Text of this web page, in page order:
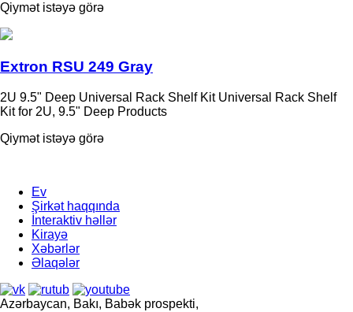
Qiymət istəyə görə
Extron RSU 249 Gray
2U 9.5" Deep Universal Rack Shelf Kit Universal Rack Shelf
Kit for 2U, 9.5" Deep Products
Qiymət istəyə görə
Ev
Şirkət haqqında
İnteraktiv həllər
Kirayə
Xəbərlər
Əlaqələr
Azərbaycan, Bakı, Babək prospekti,